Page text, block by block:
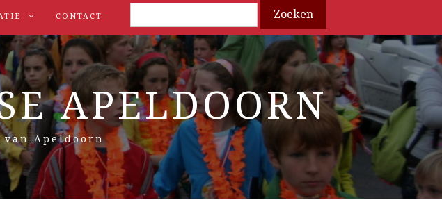
CONTACT
Search
APELDOORN
van Apeldoorn